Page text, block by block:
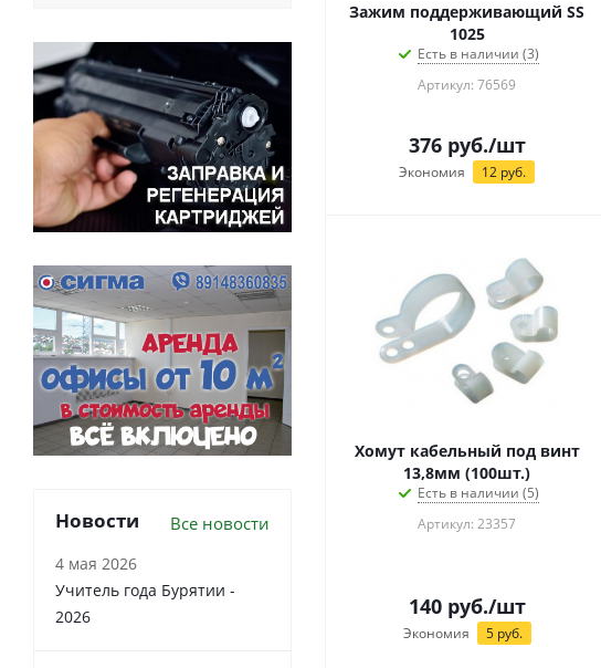
Зажим поддерживающий SS
1025
Есть в наличии (3)
Артикул: 76569
376руб./шт
Экономия 12 руб.
Хомут кабельный под винт
13,8мм (100шт.)
Есть в наличии (5)
Артикул: 23357
140руб./шт
Экономия 5руб.
Новости Все новости
4 мая 2026
Учитель года Бурятии -
2026